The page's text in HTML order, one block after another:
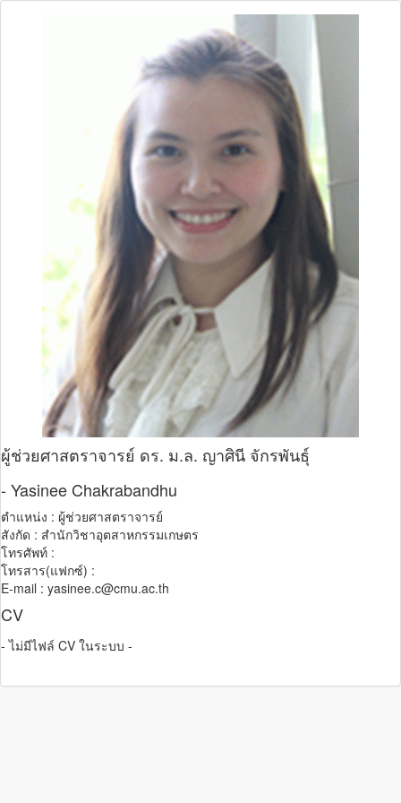
ผู้ช่วยศาสตราจารย์ ดร. ม.ล. ญาศินี จักรพันธุ์
- Yasinee Chakrabandhu
ตำแหน่ง : ผู้ช่วยศาสตราจารย์
สังกัด : สำนักวิชาอุตสาหกรรมเกษตร
โทรศัพท์ :
โทรสาร(แฟกซ์) :
E-mail : yasinee.c@cmu.ac.th
CV
- ไม่มีไฟล์ CV ในระบบ -